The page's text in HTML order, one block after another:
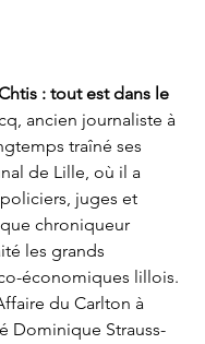
: tout est dans le
ancien journaliste à
traîné ses
de Lille, où il a
juges et
chroniqueur
les grands
économiques lillois.
du Carlton à
Dominique Strauss-